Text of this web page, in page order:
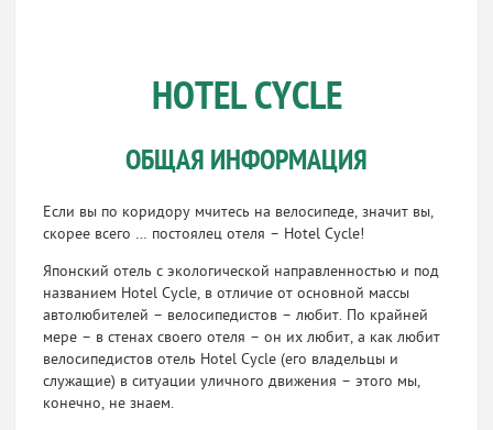
HOTEL CYCLE
ОБЩАЯ ИНФОРМАЦИЯ
Если вы по коридору мчитесь на велосипеде, значит вы,
скорее всего … постоялец отеля – Hotel Cycle!
Японский отель с экологической направленностью и под
названием Hotel Cycle, в отличие от основной массы
автолюбителей – велосипедистов – любит. По крайней
мере – в стенах своего отеля – он их любит, а как любит
велосипедистов отель Hotel Cycle (его владельцы и
служащие) в ситуации уличного движения – этого мы,
конечно, не знаем.